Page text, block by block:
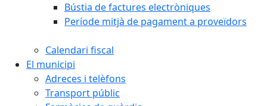
Bústia de factures electròniques
Període mitjà de pagament a proveïdors
Calendari fiscal
El municipi
Adreces i telèfons
Transport públic